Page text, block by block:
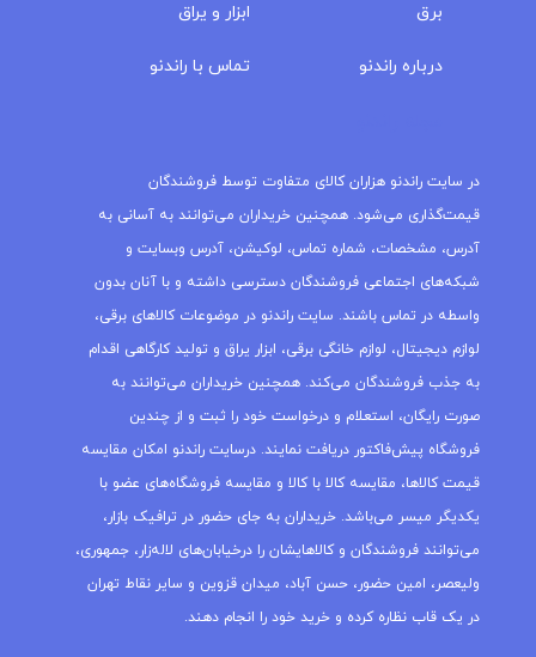
برق
درباره‌ راندنو
ابزار و یراق
تماس با راندنو
در سایت راندنو هزاران کالای متفاوت توسط فروشندگان
قیمت‌گذاری می‌شود. همچنین خریداران می‌توانند به آسانی به
آدرس، مشخصات، شماره تماس، لوکیشن، آدرس وبسایت و
شبکه‌های اجتماعی فروشندگان دسترسی داشته و با آنان بدون
واسطه در تماس باشند. سایت راندنو در موضوعات کالاهای برقی،
لوازم دیجیتال، لوازم خانگی برقی، ابزار یراق و تولید کارگاهی اقدام
به جذب فروشندگان می‌کند. همچنین خریداران می‌توانند به
صورت رایگان، استعلام و درخواست خود را ثبت و از چندین
فروشگاه پیش‌فاکتور دریافت نمایند. درسایت راندنو امکان مقایسه
قیمت کالاها، مقایسه کالا با کالا و مقایسه فروشگاه‌های عضو با
یکدیگر میسر می‌باشد. خریداران به جای حضور در ترافیک بازار،
می‌توانند فروشندگان و کالاهایشان را درخیابان‌های لاله‌زار، جمهوری،
ولیعصر، امین حضور، حسن آباد، میدان قزوین و سایر نقاط تهران
در یک قاب نظاره کرده و خرید خود را انجام دهند.